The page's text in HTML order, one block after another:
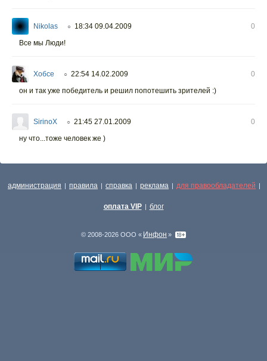
Nikolas ○ 18:34 09.04.2009
0
Все мы Люди!
Хобсе ○ 22:54 14.02.2009
0
он и так уже победитель и решил попотешить зрителей :)
SirinoX ○ 21:45 27.01.2009
0
ну что...тоже человек же )
администрация | правила | справка | реклама | для правообладателей |
оплата VIP | блог
© 2008-2026 ООО « Инфон »